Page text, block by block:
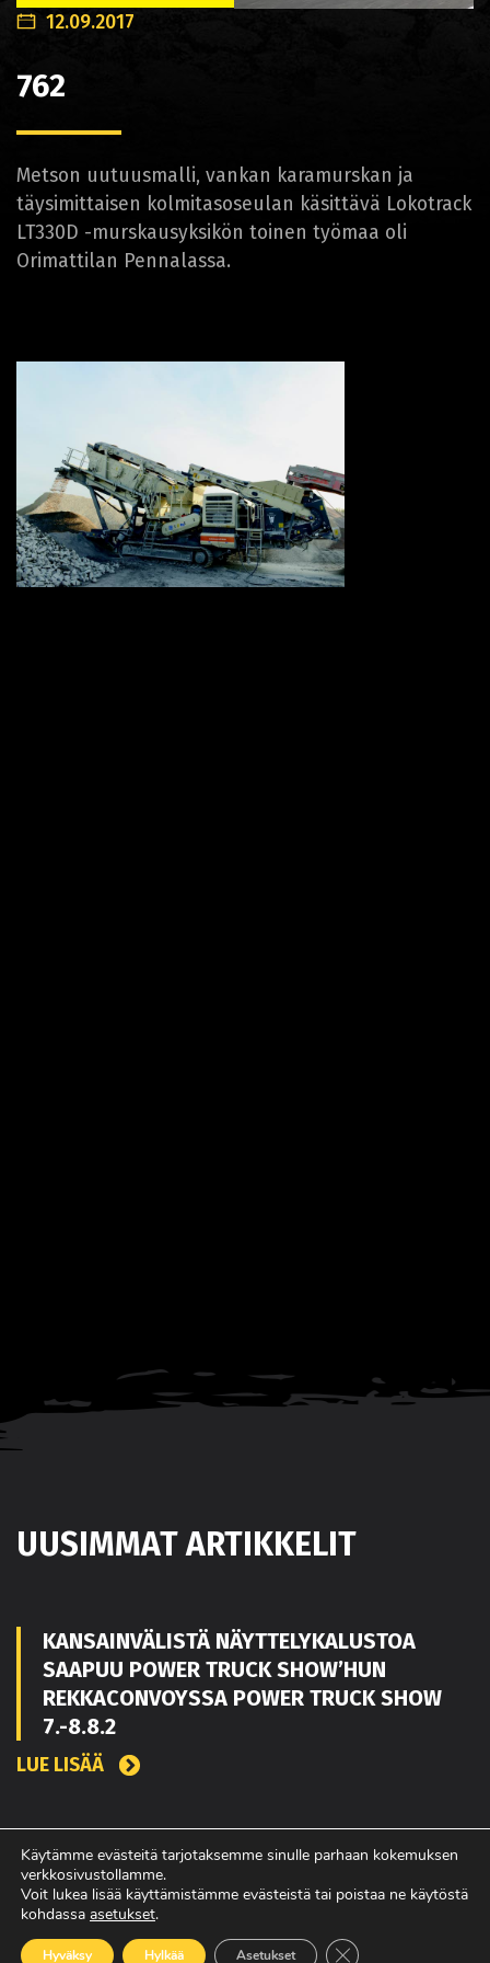
12.09.2017
762
Metson uutuusmalli, vankan karamurskan ja
täysimittaisen kolmitasoseulan käsittävä Lokotrack
LT330D -murskausyksikön toinen työmaa oli
Orimattilan Pennalassa.
UUSIMMAT ARTIKKELIT
KANSAINVÄLISTÄ NÄYTTELYKALUSTOA
SAAPUU POWER TRUCK SHOW’HUN
REKKACONVOYSSA POWER TRUCK SHOW
7.-8.8.2
LUE LISÄÄ
TOUKO KAAKKO VAHVISTAMAAN MATEKON
MYYNTIÄ PIRKANMAALLA
LUE LISÄÄ
Käytämme evästeitä tarjotaksemme sinulle parhaan kokemuksen
verkkosivustollamme.
Voit lukea lisää käyttämistämme evästeistä tai poistaa ne käytöstä
kohdassa asetukset.
Hyväksy Hylkää Asetukset Sulje evästebanneri